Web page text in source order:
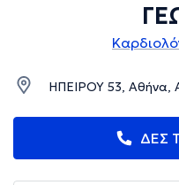
ΗΠΕΙΡΟΥ 53, Αθήνα,
ΔΕΣ